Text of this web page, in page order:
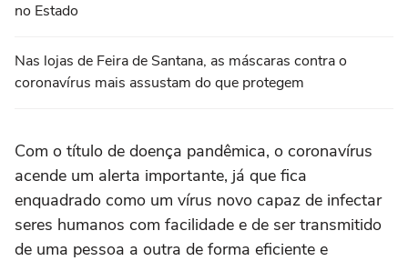
no Estado
Nas lojas de Feira de Santana, as máscaras contra o
coronavírus mais assustam do que protegem
Com o título de doença pandêmica, o coronavírus
acende um alerta importante, já que fica
enquadrado como um vírus novo capaz de infectar
seres humanos com facilidade e de ser transmitido
de uma pessoa a outra de forma eficiente e